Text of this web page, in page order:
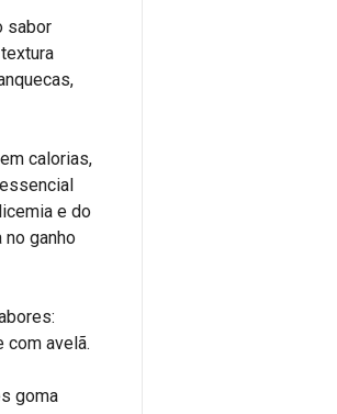
sabor
calorias,
e do
ganho
com avelã.
goma